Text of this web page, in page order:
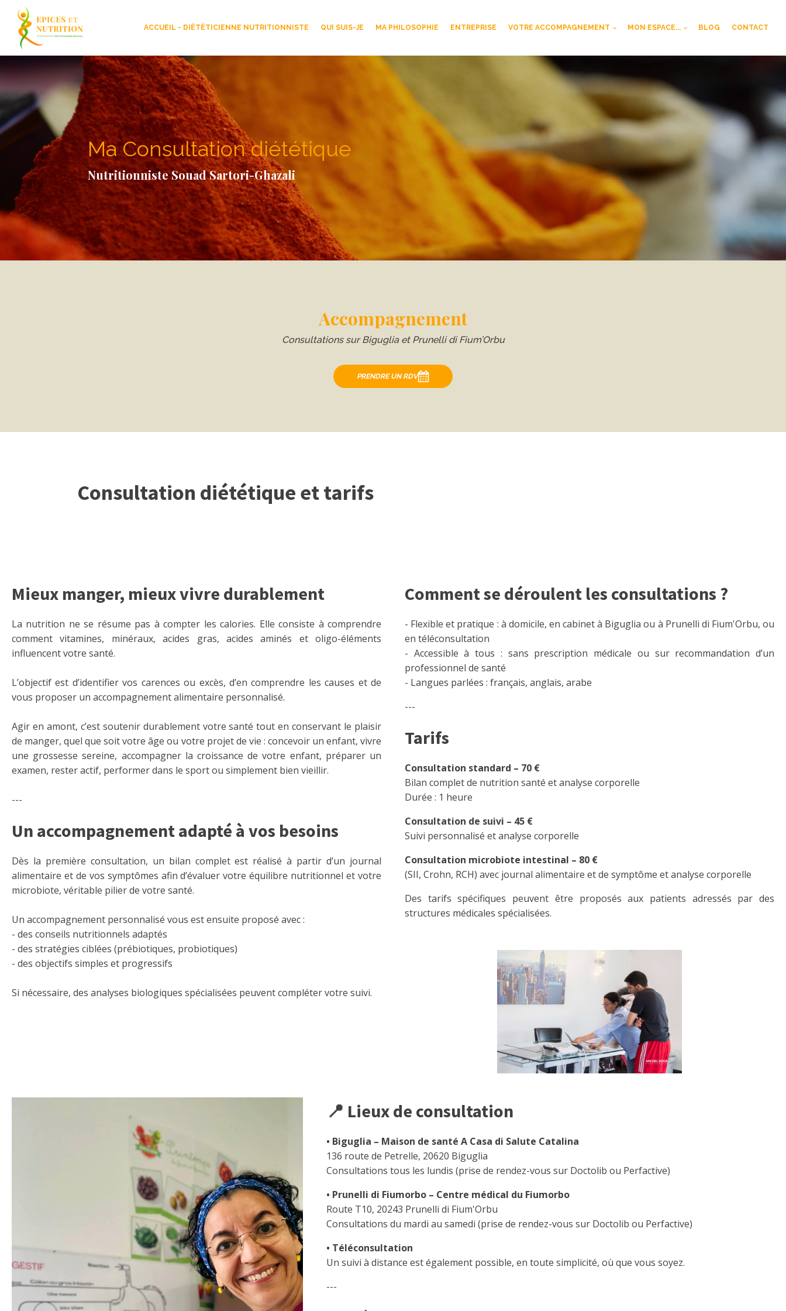
ACCUEIL - DIÉTÉTICIENNE NUTRITIONNISTE QUI SUIS-JE MA PHILOSOPHIE ENTREPRISE VOTRE ACCOMPAGNEMENT MON ESPACE... BLOG CONTACT
ABONNEZ-VOUS À MA NEWSLETTER
Ma Consultation diététique
Nutritionniste Souad Sartori-Ghazali
Accompagnement
Consultations sur Biguglia et Prunelli di Fium’Orbu
PRENDRE UN RDV
Consultation diététique et tarifs
Mieux manger, mieux vivre durablement
La nutrition ne se résume pas à compter les calories. Elle consiste à comprendre
comment vitamines, minéraux, acides gras, acides aminés et oligo-éléments
influencent votre santé.
L’objectif est d’identifier vos carences ou excès, d’en comprendre les causes et de
vous proposer un accompagnement alimentaire personnalisé.
Agir en amont, c’est soutenir durablement votre santé tout en conservant le plaisir
de manger, quel que soit votre âge ou votre projet de vie : concevoir un enfant, vivre
une grossesse sereine, accompagner la croissance de votre enfant, préparer un
examen, rester actif, performer dans le sport ou simplement bien vieillir.
---
Un accompagnement adapté à vos besoins
Dès la première consultation, un bilan complet est réalisé à partir d’un journal
alimentaire et de vos symptômes afin d’évaluer votre équilibre nutritionnel et votre
microbiote, véritable pilier de votre santé.
Un accompagnement personnalisé vous est ensuite proposé avec :
- des conseils nutritionnels adaptés
- des stratégies ciblées (prébiotiques, probiotiques)
- des objectifs simples et progressifs
Si nécessaire, des analyses biologiques spécialisées peuvent compléter votre suivi.
Comment se déroulent les consultations ?
- Flexible et pratique : à domicile, en cabinet à Biguglia ou à Prunelli di Fium'Orbu, ou
en téléconsultation
- Accessible à tous : sans prescription médicale ou sur recommandation d’un
professionnel de santé
- Langues parlées : français, anglais, arabe
---
Tarifs
Consultation standard – 70 €
Bilan complet de nutrition santé et analyse corporelle
Durée : 1 heure
Consultation de suivi – 45 €
Suivi personnalisé et analyse corporelle
Consultation microbiote intestinal – 80 €
(SII, Crohn, RCH) avec journal alimentaire et de symptôme et analyse corporelle
Des tarifs spécifiques peuvent être proposés aux patients adressés par des
structures médicales spécialisées.
📍 Lieux de consultation
• Biguglia – Maison de santé A Casa di Salute Catalina
136 route de Petrelle, 20620 Biguglia
Consultations tous les lundis (prise de rendez-vous sur Doctolib ou Perfactive)
• Prunelli di Fiumorbo – Centre médical du Fiumorbo
Route T10, 20243 Prunelli di Fium'Orbu
Consultations du mardi au samedi (prise de rendez-vous sur Doctolib ou Perfactive)
• Téléconsultation
Un suivi à distance est également possible, en toute simplicité, où que vous soyez.
---